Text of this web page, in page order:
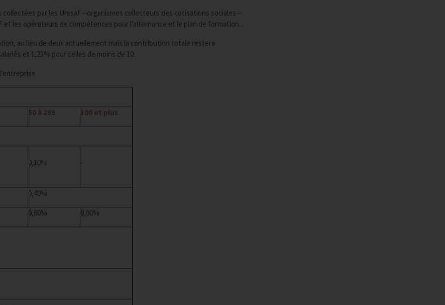
par les Urssaf – organismes collecteurs des cotisations sociales –
les opérateurs de compétences pour l’alternance et le plan de formation...
au lieu de deux actuellement mais la contribution totale restera
et 1,23% pour celles de moins de 10.
50 à 299 300 et plus
0,10% -
0,40%
0,80% 0,90%